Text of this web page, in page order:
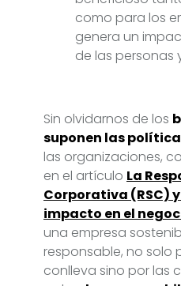
como para los
genera un
de las personas
Sin olvidarnos de los
suponen las
las organizaciones,
en el artículo La
Corporativa (RSC)
impacto en el
una empresa
responsable, no solo
conlleva sino por las